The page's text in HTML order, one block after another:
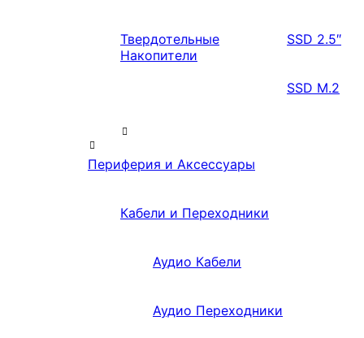
Твердотельные
Накопители
SSD 2.5″
SSD M.2
Периферия и Аксессуары
Кабели и Переходники
Аудио Кабели
Аудио Переходники